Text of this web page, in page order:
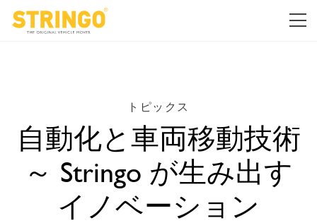
トピックス
自動化と車両移動技術
～ Stringo が生み出す
イノベーション